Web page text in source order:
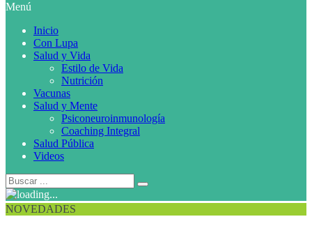
Menú
Inicio
Con Lupa
Salud y Vida
Estilo de Vida
Nutrición
Vacunas
Salud y Mente
Psiconeuroinmunología
Coaching Integral
Salud Pública
Videos
NOVEDADES